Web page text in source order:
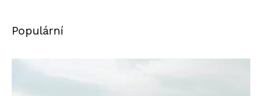
Populární